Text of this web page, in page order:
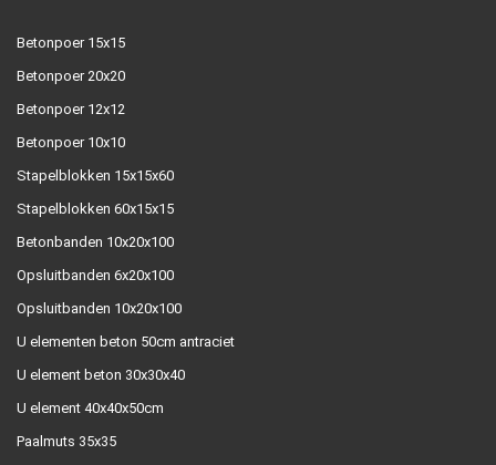
Betonpoer 15x15
Betonpoer 20x20
Betonpoer 12x12
Betonpoer 10x10
Stapelblokken 15x15x60
Stapelblokken 60x15x15
Betonbanden 10x20x100
Opsluitbanden 6x20x100
Opsluitbanden 10x20x100
U elementen beton 50cm antraciet
U element beton 30x30x40
U element 40x40x50cm
Paalmuts 35x35